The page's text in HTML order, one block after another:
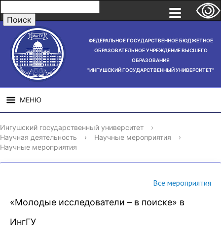
ФЕДЕРАЛЬНОЕ ГОСУДАРСТВЕННОЕ БЮДЖЕТНОЕ
ОБРАЗОВАТЕЛЬНОЕ УЧРЕЖДЕНИЕ ВЫСШЕГО
ОБРАЗОВАНИЯ
"ИНГУШСКИЙ ГОСУДАРСТВЕННЫЙ УНИВЕРСИТЕТ"
МЕНЮ
СВЕДЕНИЯ ОБ
ОБРАЗОВАТЕЛЬНОЙ
ОРГАНИЗАЦИИ
НАУЧНАЯ
ДЕЯТЕЛЬНОСТЬ
Ингушский государственный университет
›
Научная деятельность
› Научные мероприятия
›
Научные мероприятия
Все мероприятия
️«Молодые исследователи – в поиске» в
ИнгГУ